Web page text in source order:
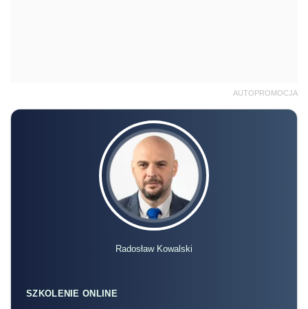
AUTOPROMOCJA
Radosław Kowalski
SZKOLENIE ONLINE